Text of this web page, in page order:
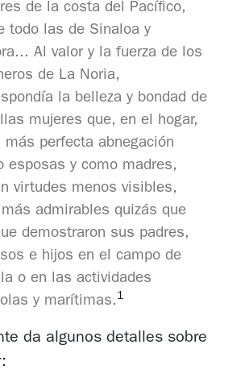
de la costa del Pacífico,
todo las de Sinaloa y
Al valor y la fuerza de los
de La Noria,
la belleza y bondad de
mujeres que, en el hogar,
más perfecta abnegación
esposas y como madres,
virtudes menos visibles,
más admirables quizás que
demostraron sus padres,
e hijos en el campo de
o en las actividades
y marítimas. 1
da algunos detalles sobre